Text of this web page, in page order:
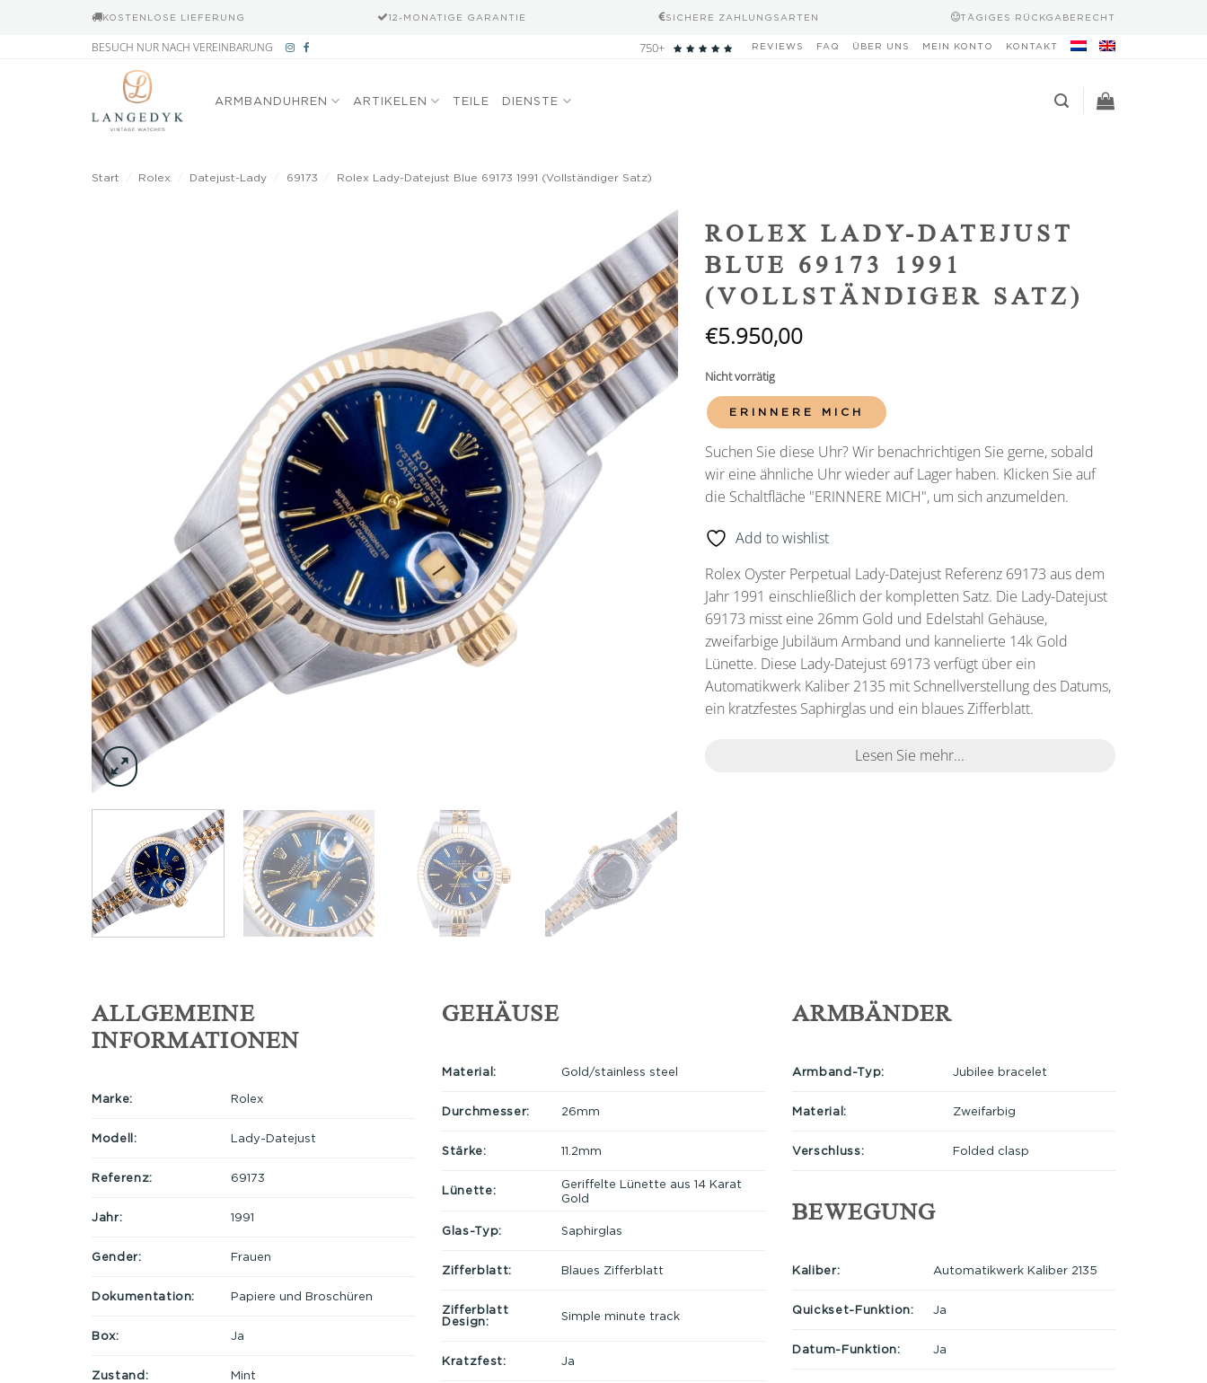
KOSTENLOSE LIEFERUNG 12-MONATIGE GARANTIE SICHERE ZAHLUNGSARTEN TÄGIGES RÜCKGABERECHT
BESUCH NUR NACH VEREINBARUNG 750+ REVIEWS FAQ ÜBER UNS MEIN KONTO KONTAKT
ARMBANDUHREN ARTIKELEN TEILE DIENSTE
Start Rolex Datejust-Lady 69173 Rolex Lady-Datejust Blue 69173 1991 (Vollständiger Satz)
Add to
wishlist
ROLEX LADY-DATEJUST
BLUE 69173 1991
(VOLLSTÄNDIGER SATZ)
€5.950,00
Nicht vorrätig
ERINNERE MICH
Suchen Sie diese Uhr? Wir benachrichtigen Sie gerne, sobald
wir eine ähnliche Uhr wieder auf Lager haben. Klicken Sie auf
die Schaltfläche "ERINNERE MICH", um sich anzumelden.
Add to wishlist
Rolex Oyster Perpetual Lady-Datejust Referenz 69173 aus dem
Jahr 1991 einschließlich der kompletten Satz. Die Lady-Datejust
69173 misst eine 26mm Gold und Edelstahl Gehäuse,
zweifarbige Jubiläum Armband und kannelierte 14k Gold
Lünette. Diese Lady-Datejust 69173 verfügt über ein
Automatikwerk Kaliber 2135 mit Schnellverstellung des Datums,
ein kratzfestes Saphirglas und ein blaues Zifferblatt.
Lesen Sie mehr...
ALLGEMEINE
INFORMATIONEN
Marke: Rolex
Modell: Lady-Datejust
Referenz: 69173
Jahr: 1991
Gender: Frauen
Dokumentation: Papiere und Broschüren
Box: Ja
Zustand: Mint
GEHÄUSE
Material: Gold/stainless steel
Durchmesser: 26mm
Stärke: 11.2mm
Lünette:
Geriffelte Lünette aus 14 Karat
Gold
Glas-Typ: Saphirglas
Zifferblatt: Blaues Zifferblatt
Zifferblatt
Design:
Simple minute track
Kratzfest: Ja
ARMBÄNDER
Armband-Typ: Jubilee bracelet
Material: Zweifarbig
Verschluss: Folded clasp
BEWEGUNG
Kaliber: Automatikwerk Kaliber 2135
Quickset-Funktion: Ja
Datum-Funktion: Ja